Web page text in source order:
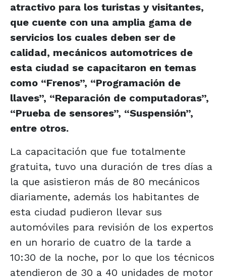
atractivo para los turistas y visitantes,
que cuente con una amplia gama de
servicios los cuales deben ser de
calidad, mecánicos automotrices de
esta ciudad se capacitaron en temas
como “Frenos”, “Programación de
llaves”, “Reparación de computadoras”,
“Prueba de sensores”, “Suspensión”,
entre otros.
La capacitación que fue totalmente
gratuita, tuvo una duración de tres días a
la que asistieron más de 80 mecánicos
diariamente, además los habitantes de
esta ciudad pudieron llevar sus
automóviles para revisión de los expertos
en un horario de cuatro de la tarde a
10:30 de la noche, por lo que los técnicos
atendieron de 30 a 40 unidades de motor